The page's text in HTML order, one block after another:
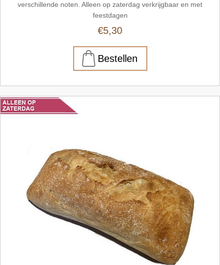
verschillende noten. Alleen op zaterdag verkrijgbaar en met
feestdagen
€5,30